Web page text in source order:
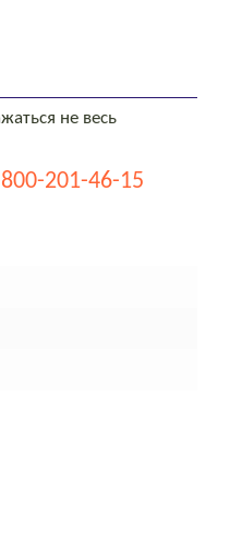
не весь
201-46-15